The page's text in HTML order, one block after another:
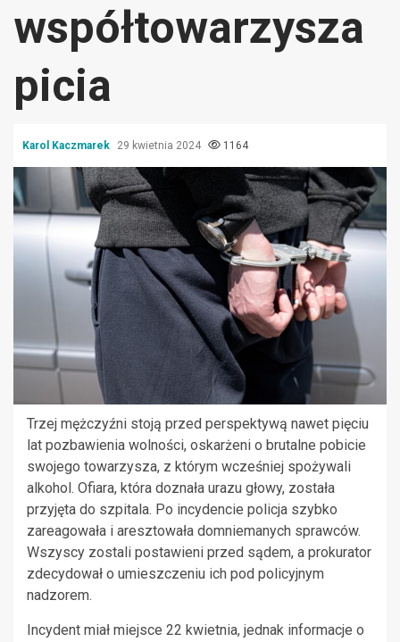
współtowarzysza
picia
Karol Kaczmarek 29 kwietnia 2024 1164
Trzej mężczyźni stoją przed perspektywą nawet pięciu
lat pozbawienia wolności, oskarżeni o brutalne pobicie
swojego towarzysza, z którym wcześniej spożywali
alkohol. Ofiara, która doznała urazu głowy, została
przyjęta do szpitala. Po incydencie policja szybko
zareagowała i aresztowała domniemanych sprawców.
Wszyscy zostali postawieni przed sądem, a prokurator
zdecydował o umieszczeniu ich pod policyjnym
nadzorem.
Incydent miał miejsce 22 kwietnia, jednak informacje o